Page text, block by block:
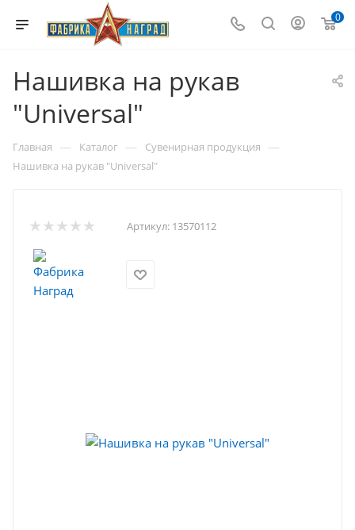
0
Нашивка на рукав
"Universal"
Главная — Каталог — Сувенирная продукция —
Нашивка на рукав "Universal"
Артикул: 13570112